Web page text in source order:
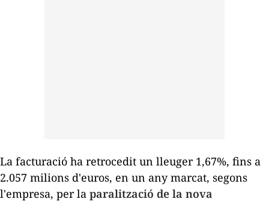
La facturació ha retrocedit un lleuger 1,67%, fins a
2.057 milions d'euros, en un any marcat, segons
l'empresa, per la paralització de la nova